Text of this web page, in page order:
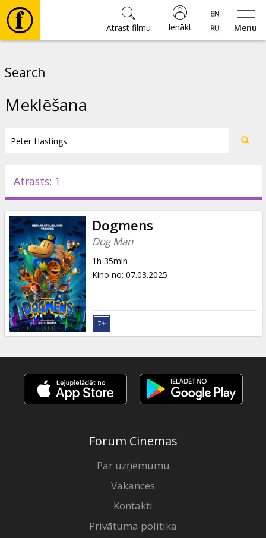
Menu
Ienākt
Atrast filmu
Pasākumi
Ziņas
Dāvanu
kartes
Uzkodas
B2B
Kino
Klubs
Search
Meklēšana
Atrasts: 1
Dogmens
Dog Man
1h 35min
Kino no: 07.03.2025
Forum Cinemas
Par uzņēmumu
Vakances
Kontakti
Privātuma politika